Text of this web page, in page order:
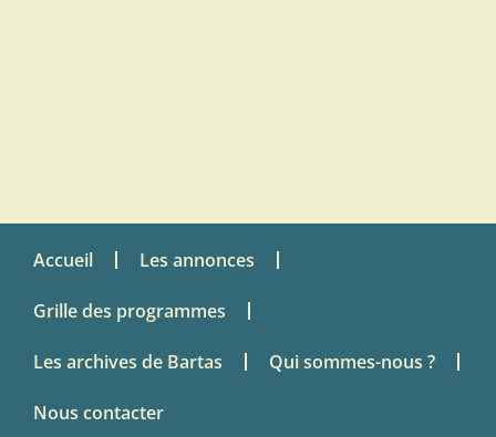
Accueil Les annonces
Grille des programmes
Les archives de Bartas Qui sommes-nous ?
Nous contacter